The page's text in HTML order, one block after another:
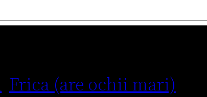
Frica (are ochii mari)